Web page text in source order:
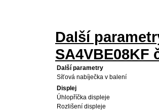
Další
SA4VBE08KF
Další parametry
Síťová nabíječka v balení
Displej
Úhlopříčka displeje
Rozlišení displeje